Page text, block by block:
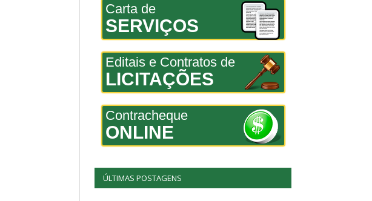
Carta de
SERVIÇOS
Editais e Contratos de
LICITAÇÕES
Contracheque
ONLINE
ÚLTIMAS POSTAGENS